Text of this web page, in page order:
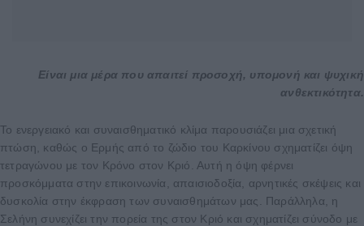
Είναι μια μέρα που απαιτεί προσοχή, υπομονή και ψυχική
ανθεκτικότητα.
Το ενεργειακό και συναισθηματικό κλίμα παρουσιάζει μια σχετική
πτώση, καθώς ο Ερμής από το ζώδιο του Καρκίνου σχηματίζει όψη
τετραγώνου με τον Κρόνο στον Κριό. Αυτή η όψη φέρνει
προσκόμματα στην επικοινωνία, απαισιοδοξία, αρνητικές σκέψεις και
δυσκολία στην έκφραση των συναισθημάτων μας. Παράλληλα, η
Σελήνη συνεχίζει την πορεία της στον Κριό και σχηματίζει σύνοδο με